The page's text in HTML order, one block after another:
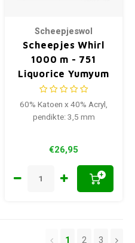
Scheepjeswol
Scheepjes Whirl
1000 m - 751
Liquorice Yumyum
60% Katoen x 40% Acryl,
pendikte: 3,5 mm
€26,95
+
1 2 3